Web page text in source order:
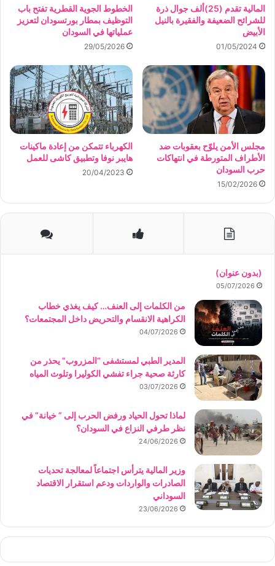
المالية تقدم (25)ألف جوال ذرة
للشرائح الضعيفة والفقيرة بالنيل
الأبيض
01/05/2024
الخطوط الجوية القطرية تفتح باب
التوظيف بمطار بورتسودان لتعزيز
عملياتها في السودان
29/05/2026
مجلس الأمن يلوّح بعقوبات ضد
الأطراف المتورطة في انتهاكات
حرب السودان
15/02/2026
الكهرباء تتمكن من إعادة ماكينات
هايبر نوفا وتطبيق كاشى للعمل
20/04/2023
(بدون عنوان)
05/07/2026
من الكلمات إلى العنف… كيف يغذي خطاب
الكراهية الانقسام والتحريض داخل المجتمعات؟
04/07/2026
المدير الطبي لمستشفى “المزروب” يحذر من
كارثة صحية جراء تفشي الكوليرا وتلوث المياه
03/07/2026
لماذا تحول الحياد ورفض الحرب إلى ” خيانة” في
نظر طرفي النزاع في السودان؟
24/06/2026
وزير المالية يترأس اجتماعاً لمعالجة تحديات
الصادرات والواردات ودعم استقرار الاقتصاد
السوداني
23/06/2026